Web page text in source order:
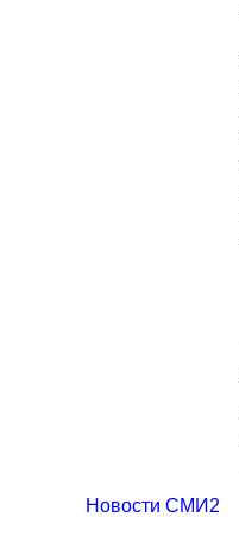
Новости СМИ2